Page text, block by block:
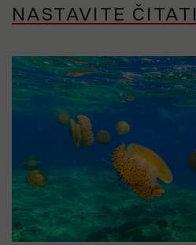
NASTAVITE ČITATI